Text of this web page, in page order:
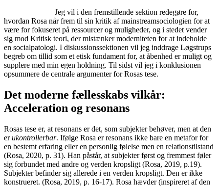
Jeg vil i den fremstillende sektion redegøre for,
hvordan Rosa når frem til sin kritik af mainstreamsociologien for at
være for fokuseret på ressourcer og muligheder, og i stedet vender
sig mod Kritisk teori, der mistænker moderniteten for at indeholde
en socialpatologi. I diskussionssektionen vil jeg inddrage Løgstrups
begreb om tillid som et etisk fundament for, at åbenhed er muligt og
supplere med min egen holdning. Til sidst vil jeg i konklusionen
opsummere de centrale argumenter for Rosas tese.
Det moderne fællesskabs vilkår:
Acceleration og resonans
Rosas tese er, at resonans er det, som subjekter behøver, men at den
erukontrollerbar. Ifølge Rosa er resonans ikke bare en metafor for
en bestemt erfaring eller en personlig følelse men en relationstilstand
(Rosa, 2020, p. 31). Han påstår, at subjekter først og fremmest føler
sig forbundet med andre og verden kropsligt (Rosa, 2019, p.19).
Subjekter befinder sig allerede i en verden kropsligt. Den er ikke
konstrueret. (Rosa, 2019, p. 16-17). Rosa hævder (inspireret af den